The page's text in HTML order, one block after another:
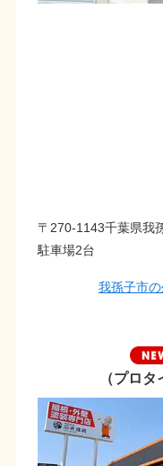
〒270-1143千葉県我
駐車場2台
我孫子市
（プロ